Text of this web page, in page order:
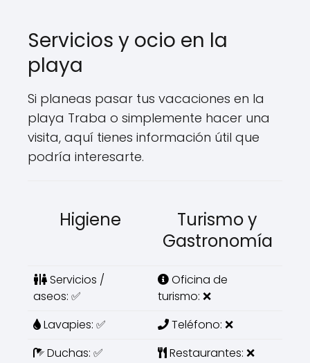
Servicios y ocio en la
playa
Si planeas pasar tus vacaciones en la
playa Traba o simplemente hacer una
visita, aquí tienes información útil que
podría interesarte.
Higiene
Turismo y
Gastronomía
Servicios /
aseos: ✅
Oficina de
turismo: ❌
Lavapies: ✅
Teléfono: ❌
Duchas: ✅
Restaurantes: ❌